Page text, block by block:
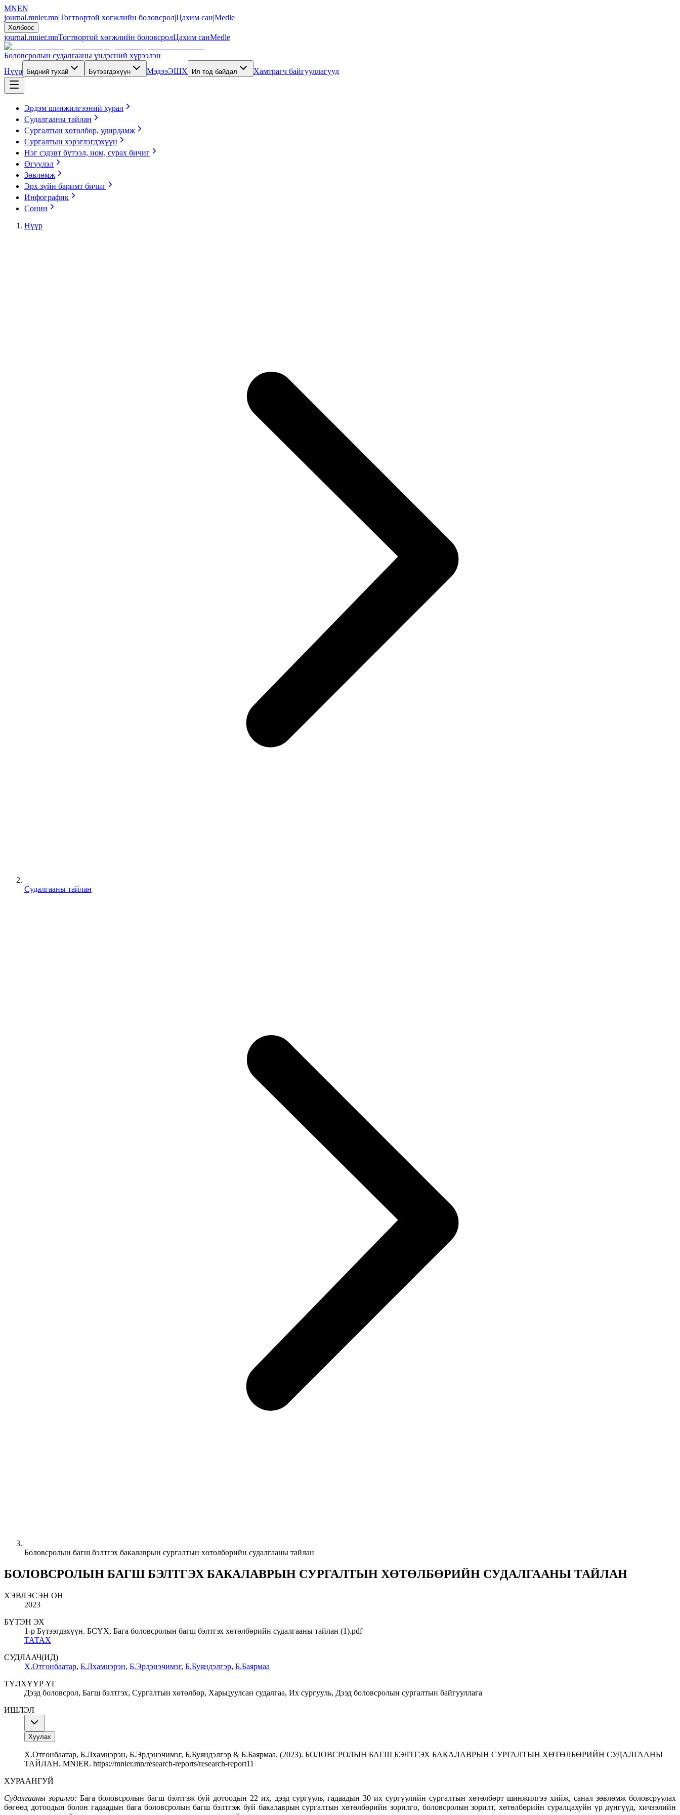
MNEN
journal.mnier.mn|Тогтвортой хөгжлийн боловсрол|Цахим сан|Medle
Холбоос
journal.mnier.mnТогтвортой хөгжлийн боловсролЦахим санMedle
Боловсролын судалгааны үндэсний хүрээлэн
Нүүр
Бидний тухай Бүтээгдэхүүн МэдээЭШХ Ил тод байдал Хамтрагч байгууллагууд
Эрдэм шинжилгээний хурал
Судалгааны тайлан
Сургалтын хөтөлбөр, удирдамж
Сургалтын хэрэглэгдэхүүн
Нэг сэдэвт бүтээл, ном, сурах бичиг
Өгүүлэл
Зөвлөмж
Эрх зүйн баримт бичиг
Инфографик
Сонин
Нүүр
Судалгааны тайлан
Боловсролын багш бэлтгэх бакалаврын сургалтын хөтөлбөрийн судалгааны тайлан
БОЛОВСРОЛЫН БАГШ БЭЛТГЭХ БАКАЛАВРЫН СУРГАЛТЫН ХӨТӨЛБӨРИЙН СУДАЛГААНЫ ТАЙЛАН
ХЭВЛЭСЭН ОН
2023
БҮТЭН ЭХ
1-р Бүтээгдэхүүн. БСҮХ, Бага боловсролын багш бэлтгэх хөтөлбөрийн судалгааны тайлан (1).pdf
ТАТАХ
СУДЛААЧ(ИД)
Х.Отгонбаатар, Б.Лхамцэрэн, Б.Эрдэнэчимэг, Б.Буяндэлгэр, Б.Баярмаа
ТҮЛХҮҮР ҮГ
Дээд боловсрол, Багш бэлтгэх, Сургалтын хөтөлбөр, Харьцуулсан судалгаа, Их сургууль, Дээд боловсролын сургалтын байгууллага
ИШЛЭЛ
Хуулах
Х.Отгонбаатар, Б.Лхамцэрэн, Б.Эрдэнэчимэг, Б.Буяндэлгэр & Б.Баярмаа. (2023). БОЛОВСРОЛЫН БАГШ БЭЛТГЭХ БАКАЛАВРЫН СУРГАЛТЫН ХӨТӨЛБӨРИЙН СУДАЛГААНЫ
ТАЙЛАН. MNIER. https://mnier.mn/research-reports/research-report11
ХУРААНГУЙ
Судалгааны зорилго: Бага боловсролын багш бэлтгэж буй дотоодын 22 их, дээд сургууль, гадаадын 30 их сургуулийн сургалтын хөтөлбөрт шинжилгээ хийж, санал зөвлөмж боловсруулах
бөгөөд дотоодын болон гадаадын бага боловсролын багш бэлтгэж буй бакалаврын сургалтын хөтөлбөрийн зорилго, боловсролын зорилт, хөтөлбөрийн суралцахуйн үр дүнгүүд, хичээлийн